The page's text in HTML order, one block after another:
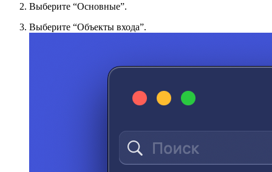
Выберите “Основные”.
Выберите “Объекты входа”.